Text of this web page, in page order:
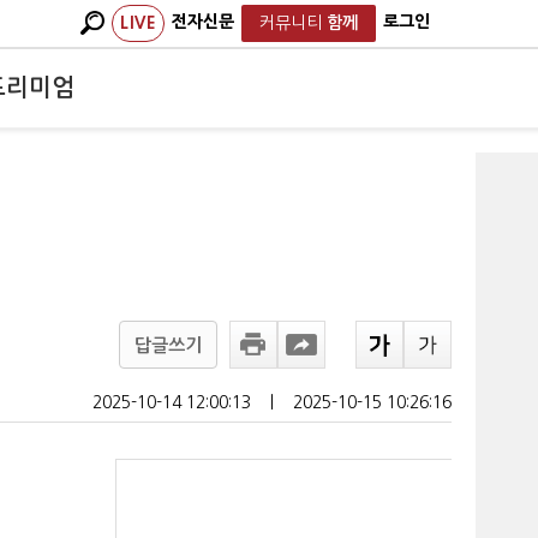
LIVE 전자신문 커뮤니티 함께 로그인
리미엄
답글쓰기
2025-10-14 12:00:13 2025-10-15 10:26:16